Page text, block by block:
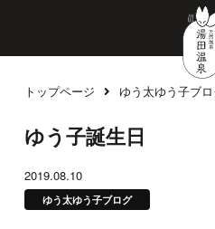
トップページ ゆう太ゆう子ブ
ブログ
ゆう子誕生日
2019.08.10
ゆう太ゆう子ブログ